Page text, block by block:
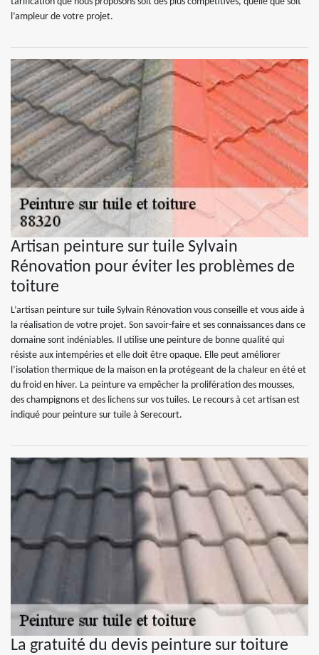
l’ampleur de votre projet.
Artisan peinture sur tuile Sylvain
Rénovation pour éviter les problèmes de
toiture
L’artisan peinture sur tuile Sylvain Rénovation vous conseille et vous aide à
la réalisation de votre projet. Son savoir-faire et ses connaissances dans ce
domaine sont indéniables. Il utilise une peinture de bonne qualité qui
résiste aux intempéries et elle doit être opaque. Elle peut améliorer
l’isolation thermique de la maison en la protégeant de la chaleur en été et
du froid en hiver. La peinture va empêcher la prolifération des mousses,
des champignons et des lichens sur vos tuiles. Le recours à cet artisan est
indiqué pour peinture sur tuile à Serecourt.
La gratuité du devis peinture sur toiture